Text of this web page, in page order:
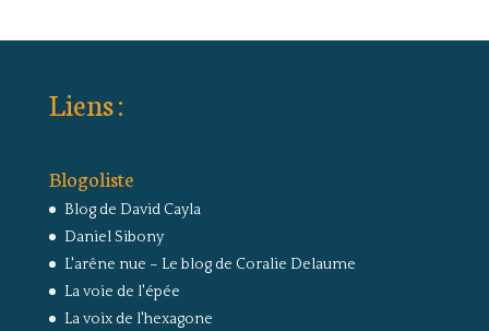
Liens :
Blogoliste
Blog de David Cayla
Daniel Sibony
L'arêne nue – Le blog de Coralie Delaume
La voie de l'épée
La voix de l'hexagone